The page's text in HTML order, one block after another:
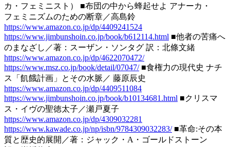
カ・フェミニスト） ■布団の中から蜂起せよ アナーカ・
フェミニズムのための断章／高島鈴
https://www.amazon.co.jp/dp/4409241524
https://www.jimbunshoin.co.jp/book/b612114.html ■他者の苦痛へ
のまなざし／著：スーザン・ソンタグ 訳：北條文緒
https://www.amazon.co.jp/dp/4622070472/
https://www.msz.co.jp/book/detail/07047/■食権力の現代史 ナチ
ス「飢餓計画」とその水脈／ 藤原辰史
https://www.amazon.co.jp/dp/4409511084
https://www.jimbunshoin.co.jp/book/b10134681.html ■クリスマ
ス・イヴの聖徳太子／瀬戸夏子
https://www.amazon.co.jp/dp/4309032281
https://www.kawade.co.jp/np/isbn/9784309032283/■革命:その本
質と歴史的展開／著：ジャック・A・ゴールドストーン